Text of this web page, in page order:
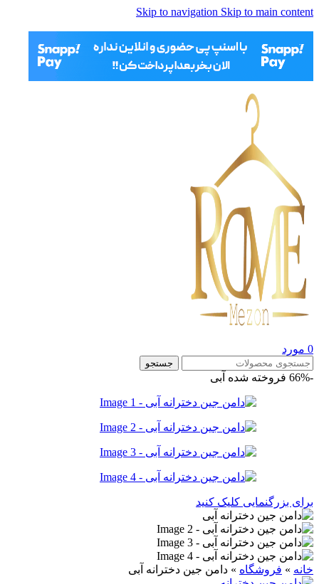
Skip to navigation Skip to main content
0 مورد
جستجو
-66% فروخته شده آبی
برای بزرگنمایی کلیک کنید
خانه » فروشگاه » دامن جین دخترانه آبی